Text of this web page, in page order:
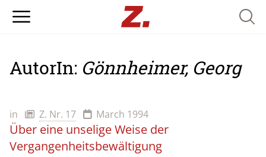
AutorIn: Gönnheimer, Georg
in Z. Nr. 17 March 1994
Über eine unselige Weise der
Vergangenheitsbewältigung